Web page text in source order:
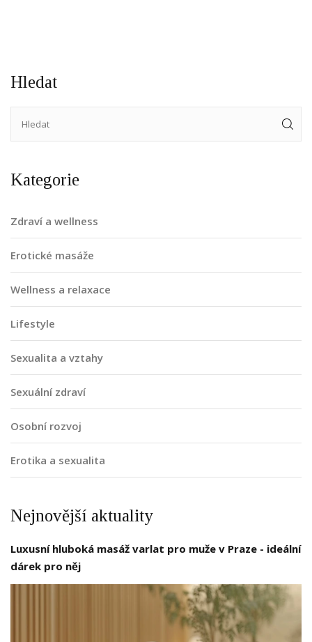
Hledat
Kategorie
Zdraví a wellness
Erotické masáže
Wellness a relaxace
Lifestyle
Sexualita a vztahy
Sexuální zdraví
Osobní rozvoj
Erotika a sexualita
Nejnovější aktuality
Luxusní hluboká masáž varlat pro muže v Praze - ideální
dárek pro něj